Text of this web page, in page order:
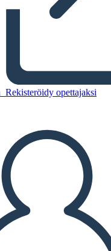
Rekisteröidy opettajaksi
plakat